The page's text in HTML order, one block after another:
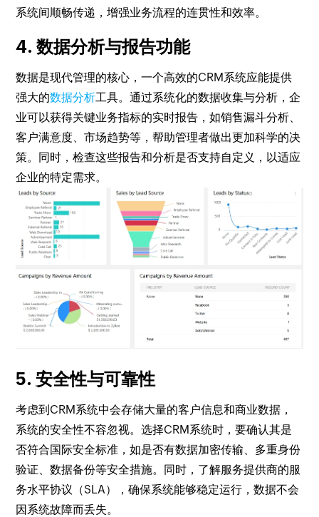
系统间顺畅传递，增强业务流程的连贯性和效率。
4. 数据分析与报告功能
数据是现代管理的核心，一个高效的CRM系统应能提供
强大的数据分析工具。通过系统化的数据收集与分析，企
业可以获得关键业务指标的实时报告，如销售漏斗分析、
客户满意度、市场趋势等，帮助管理者做出更加科学的决
策。同时，检查这些报告和分析是否支持自定义，以适应
企业的特定需求。
5. 安全性与可靠性
考虑到CRM系统中会存储大量的客户信息和商业数据，
系统的安全性不容忽视。选择CRM系统时，要确认其是
否符合国际安全标准，如是否有数据加密传输、多重身份
验证、数据备份等安全措施。同时，了解服务提供商的服
务水平协议（SLA），确保系统能够稳定运行，数据不会
因系统故障而丢失。